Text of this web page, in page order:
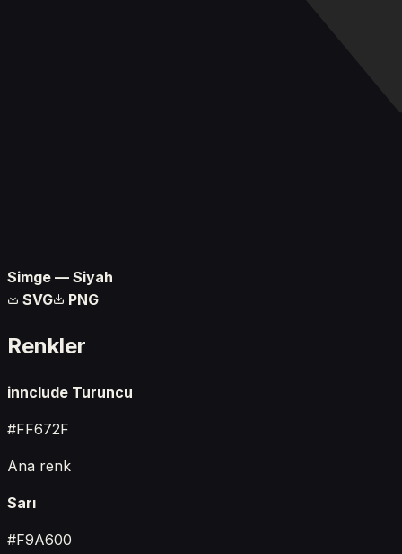
Simge — Siyah
SVG
PNG
Renkler
innclude Turuncu
#FF672F
Ana renk
Sarı
#F9A600